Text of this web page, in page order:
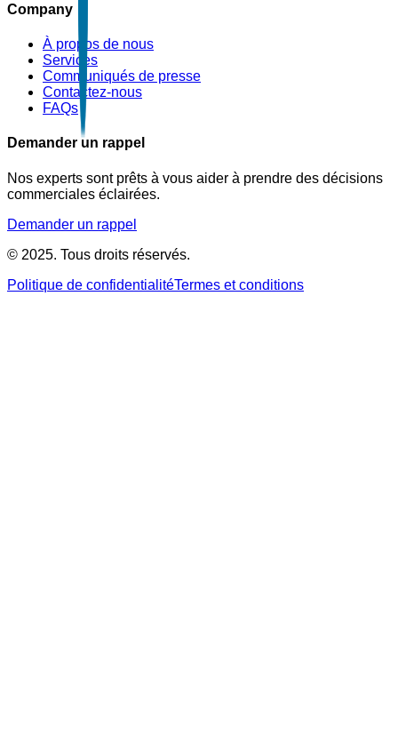
Company
À propos de nous
Services
Communiqués de presse
Contactez-nous
FAQs
Demander un rappel
Nos experts sont prêts à vous aider à prendre des décisions
commerciales éclairées.
Demander un rappel
© 2025. Tous droits réservés.
Politique de confidentialitéTermes et conditions